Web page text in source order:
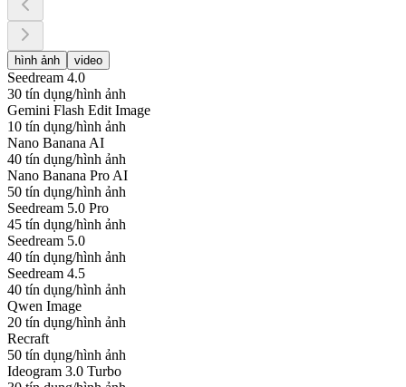
hình ảnh video
Seedream 4.0
30 tín dụng/hình ảnh
Gemini Flash Edit Image
10 tín dụng/hình ảnh
Nano Banana AI
40 tín dụng/hình ảnh
Nano Banana Pro AI
50 tín dụng/hình ảnh
Seedream 5.0 Pro
45 tín dụng/hình ảnh
Seedream 5.0
40 tín dụng/hình ảnh
Seedream 4.5
40 tín dụng/hình ảnh
Qwen Image
20 tín dụng/hình ảnh
Recraft
50 tín dụng/hình ảnh
Ideogram 3.0 Turbo